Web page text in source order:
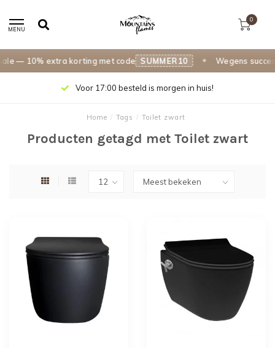
— 10% extra korting met code SUMMER10 Wegens
MENU
0
Voor 17:00 besteld is morgen in huis!
Home / Tags / Toilet zwart
Producten getagd met Toilet zwart